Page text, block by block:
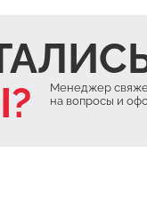
Менеджер
на вопросы и